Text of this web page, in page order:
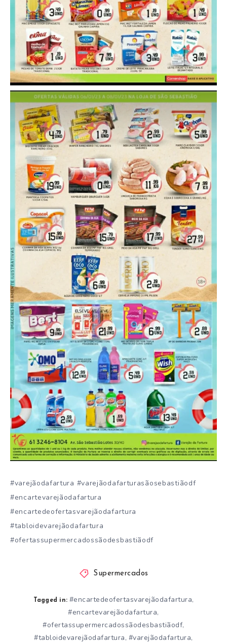
#varejãodafartura #varejãodafarturasãosebastiãodf
#encartevarejãodafartura
#encartedeofertasvarejãodafartura
#tabloidevarejãodafartura
#ofertassupermercadossãodesbastiãodf
Supermercados
Tagged in: #encartedeofertasvarejãodafartura,
#encartevarejãodafartura,
#ofertassupermercadossãodesbastiãodf,
#tabloidevarejãodafartura, #varejãodafartura,